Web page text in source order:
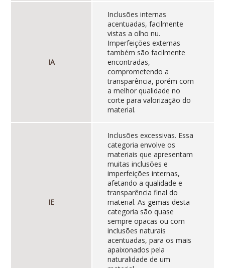
IA
Inclusões internas
acentuadas, facilmente
vistas a olho nu.
Imperfeições externas
também são facilmente
encontradas,
comprometendo a
transparência, porém com
a melhor qualidade no
corte para valorização do
material.
IE
Inclusões excessivas. Essa
categoria envolve os
materiais que apresentam
muitas inclusões e
imperfeições internas,
afetando a qualidade e
transparência final do
material. As gemas desta
categoria são quase
sempre opacas ou com
inclusões naturais
acentuadas, para os mais
apaixonados pela
naturalidade de um